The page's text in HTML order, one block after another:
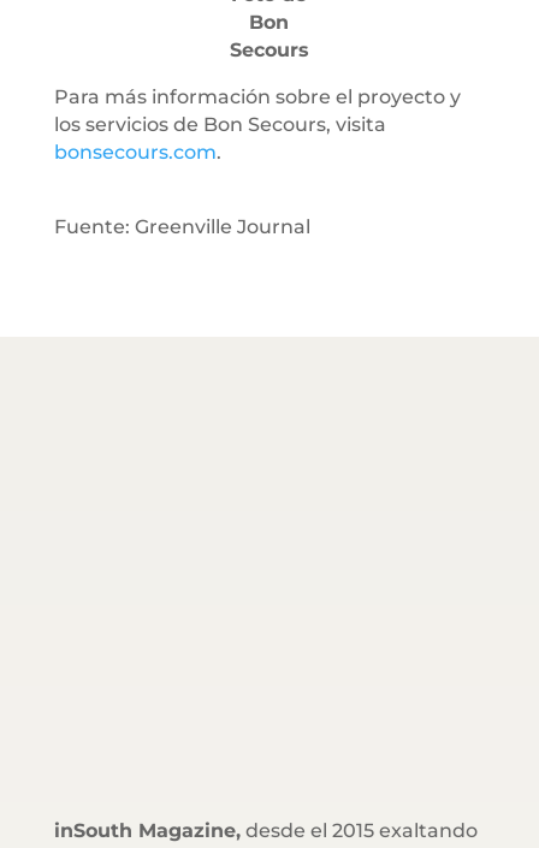
Bon
Secours
Para más información sobre el proyecto y
los servicios de Bon Secours, visita
bonsecours.com.
Fuente: Greenville Journal
inSouth Magazine,desde el 2015 exaltando